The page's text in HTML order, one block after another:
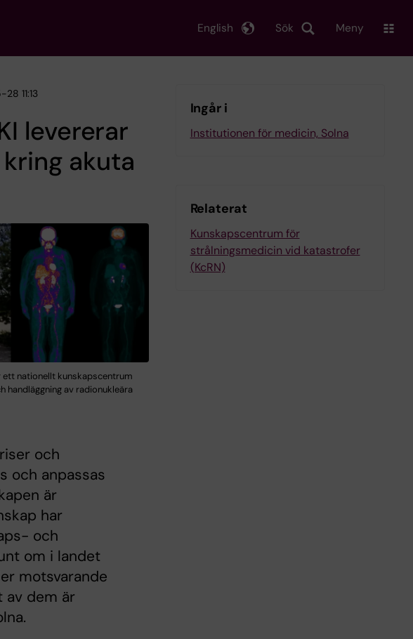
Sök
English Meny
11:13
levererar
akuta
ett nationellt kunskapscentrum
handläggning av radionukleära
och
och anpassas
är
har
och
om i landet
motsvarande
av dem är
Ingår i
Institutionen för medicin, Solna
Relaterat
Kunskapscentrum för
strålningsmedicin vid katastrofer
(KcRN)